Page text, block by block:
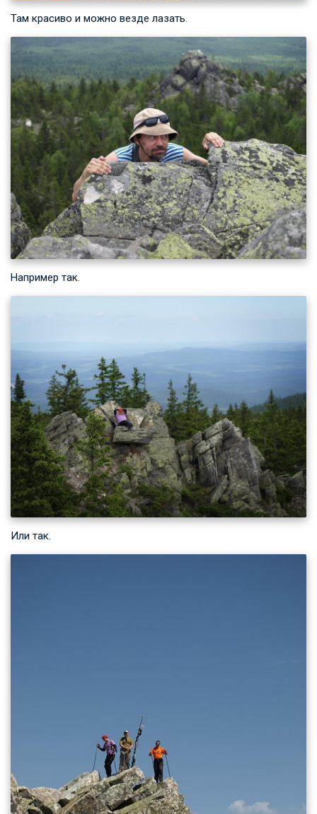
Там красиво и можно везде лазать.
Например так.
Или так.